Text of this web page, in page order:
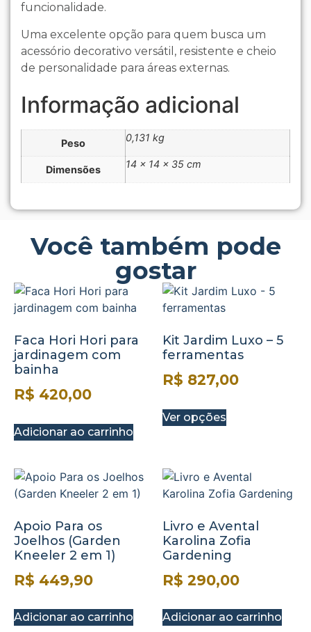
funcionalidade.
Uma excelente opção para quem busca um
acessório decorativo versátil, resistente e cheio
de personalidade para áreas externas.
Informação adicional
Peso 0,131 kg
Dimensões 14 × 14 × 35 cm
Você também pode
gostar
Faca Hori Hori para
jardinagem com
bainha
R$ 420,00
Adicionar ao carrinho
Kit Jardim Luxo – 5
ferramentas
R$ 827,00
Ver opções
Apoio Para os
Joelhos (Garden
Kneeler 2 em 1)
R$ 449,90
Adicionar ao carrinho
Livro e Avental
Karolina Zofia
Gardening
R$ 290,00
Adicionar ao carrinho